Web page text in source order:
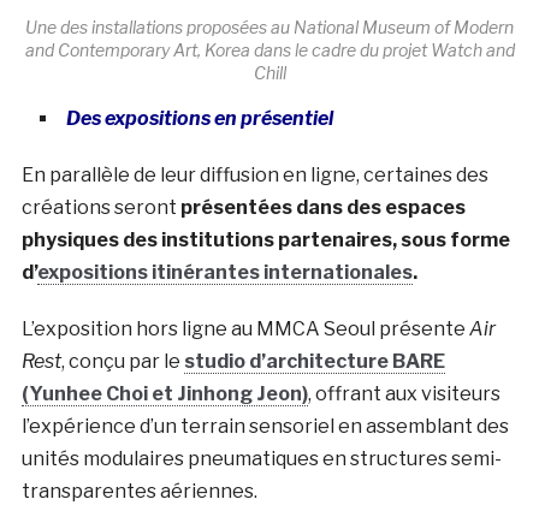
Une des installations proposées au National Museum of Modern
and Contemporary Art, Korea dans le cadre du projet Watch and
Chill
Des expositions en présentiel
En parallèle de leur diffusion en ligne, certaines des
créations seront présentées dans des espaces
physiques des institutions partenaires, sous forme
d’expositions itinérantes internationales.
L’exposition hors ligne au MMCA Seoul présente Air
Rest, conçu par le studio d’architecture BARE
(Yunhee Choi et Jinhong Jeon), offrant aux visiteurs
l’expérience d’un terrain sensoriel en assemblant des
unités modulaires pneumatiques en structures semi-
transparentes aériennes.